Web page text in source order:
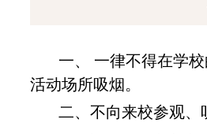
一、 一律不得在学
活动场所吸烟。
二、 不向来校参观、